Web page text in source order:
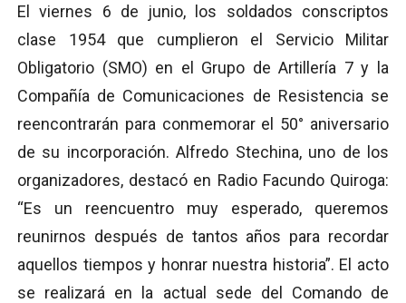
El viernes 6 de junio, los soldados conscriptos
clase 1954 que cumplieron el Servicio Militar
Obligatorio (SMO) en el Grupo de Artillería 7 y la
Compañía de Comunicaciones de Resistencia se
reencontrarán para conmemorar el 50° aniversario
de su incorporación. Alfredo Stechina, uno de los
organizadores, destacó en Radio Facundo Quiroga:
“Es un reencuentro muy esperado, queremos
reunirnos después de tantos años para recordar
aquellos tiempos y honrar nuestra historia”. El acto
se realizará en la actual sede del Comando de